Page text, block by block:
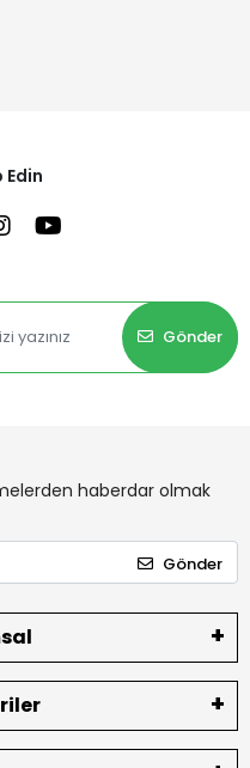
Edin
Gönder
haberdar olmak
Gönder